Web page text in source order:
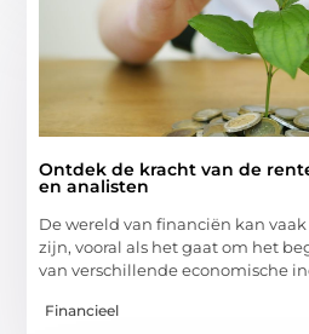
Ontdek de kracht van de
en analisten
De wereld van financiën kan
zijn, vooral als het gaat om het
van verschillende economische
Financieel